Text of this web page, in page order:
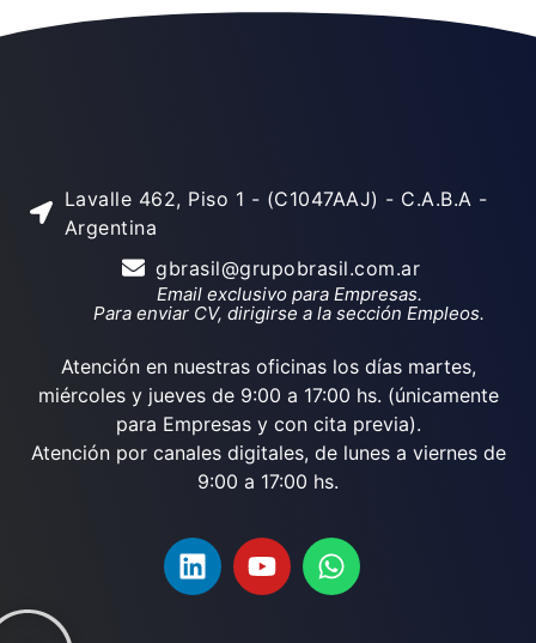
Lavalle 462, Piso 1 - (C1047AAJ) - C.A.B.A -
Argentina
gbrasil@grupobrasil.com.ar
Email exclusivo para Empresas.
Para enviar CV, dirigirse a la sección Empleos.
Atención en nuestras oficinas los días martes,
miércoles y jueves de 9:00 a 17:00 hs. (únicamente
para Empresas y con cita previa).
Atención por canales digitales, de lunes a viernes de
9:00 a 17:00 hs.